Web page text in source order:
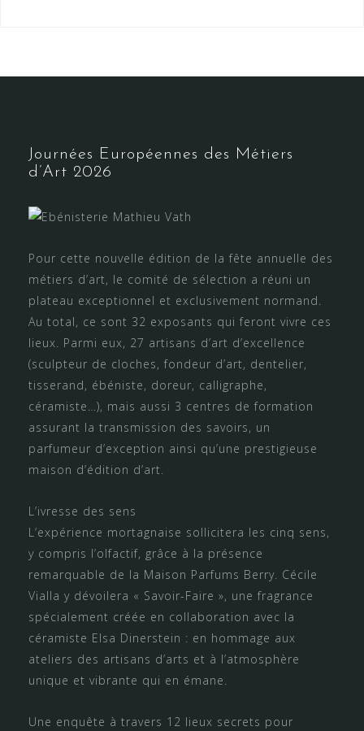
Journées Européennes des Métiers
d’Art 2026
Pour cette nouvelle édition de la fête annuelle des
métiers d’art, le comité de sélection a réuni un
plateau exceptionnel et exclusivement normand.
Au total, ce sont 32 exposants qui feront vivre ces
lieux. Parmi eux, 27 artisans d’art d’excellence
(sculpteur de cloches, fondeur d’art, dentelier,
tisserand, ébéniste, doreur, calligraphe,
céramiste…), mais aussi 3 centres de formation
assurant la transmission des savoirs, un
parfumeur d’exception ainsi qu’une prestigieuse
maison d’édition d’art.
L’ivresse des sens
L’expérience mortagnaise sollicitera les cinq sens,
y compris l’olfactif, grâce à la présence
remarquable de la Maison Parfums Berry. Cécile
Vialla y dévoilera « Savoir-Faire », une fragrance
spécialement créée en collaboration avec la
céramiste Elsa Dinerstein : en hommage aux
ateliers des artisans d’arts et à l’atmosphère
unique et vibrante qui en émane.
Une enquête à travers 12 lieux secrets pour